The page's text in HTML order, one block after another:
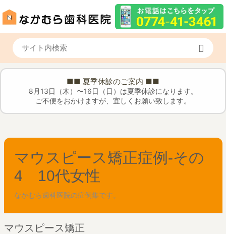
■■ 夏季休診のご案内 ■■
8月13日（木）〜16日（日）は夏季休診になります。
ご不便をおかけますが、宜しくお願い致します。
マウスピース矯正症例-その
4 10代女性
なかむら歯科医院の症例集です。
マウスピース矯正